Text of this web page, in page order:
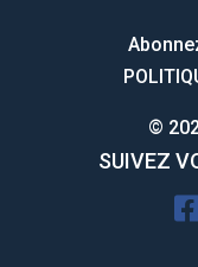
©
SUIVEZ